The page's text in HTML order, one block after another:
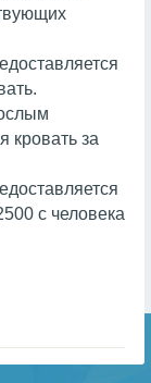
кровать за
с человека